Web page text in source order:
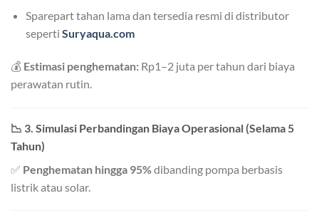
Sparepart tahan lama dan tersedia resmi di distributor
seperti Suryaqua.com
💰 Estimasi penghematan: Rp1–2 juta per tahun dari biaya
perawatan rutin.
📉 3. Simulasi Perbandingan Biaya Operasional (Selama 5
Tahun)
✅ Penghematan hingga 95%dibanding pompa berbasis
listrik atau solar.